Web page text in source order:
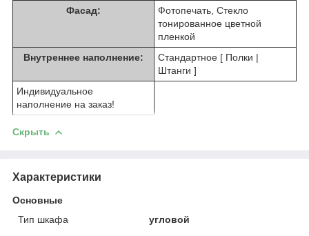
Фасад:
Фотопечать, Стекло
тонированное цветной
пленкой
Внутреннее наполнение:
Стандартное [ Полки |
Штанги ]
Индивидуальное
наполнение на заказ!
Скрыть
Характеристики
Основные
Тип шкафа
угловой